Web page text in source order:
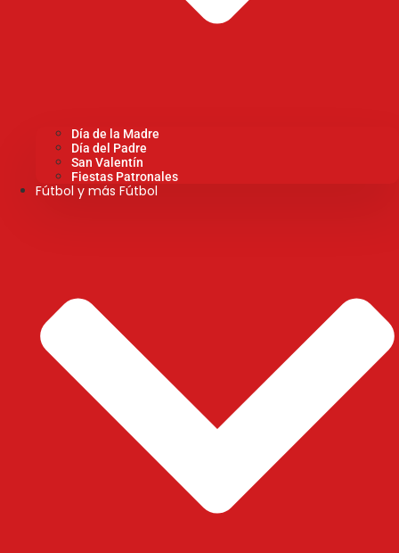
Día de la Madre
Día del Padre
San Valentín
Fiestas Patronales
Fútbol y más Fútbol